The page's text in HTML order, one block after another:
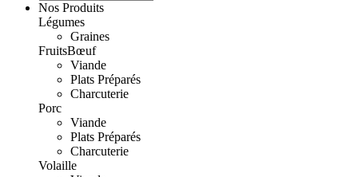
Nos Produits
Légumes
Graines
FruitsBœuf
Viande
Plats Préparés
Charcuterie
Porc
Viande
Plats Préparés
Charcuterie
Volaille